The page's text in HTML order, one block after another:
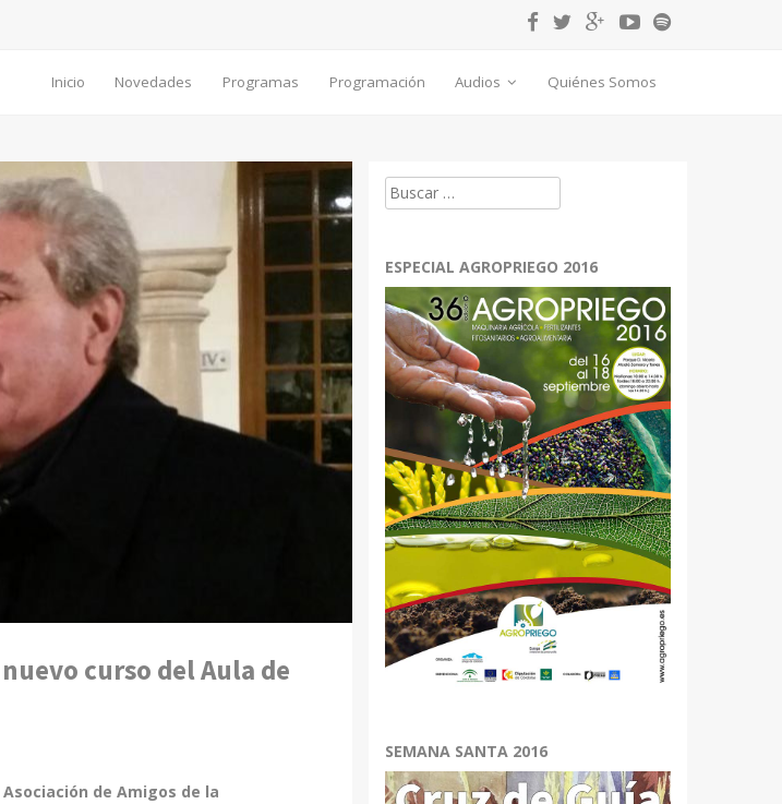
Inicio Novedades Programas Programación Audios Quiénes Somos
curso del Aula de
de Amigos de la
Buscar:
ESPECIAL AGROPRIEGO 2016
SEMANA SANTA 2016